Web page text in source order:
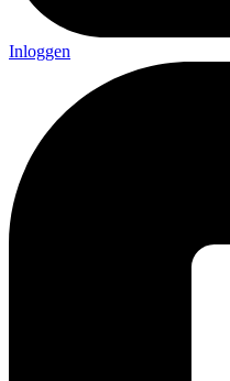
Inloggen